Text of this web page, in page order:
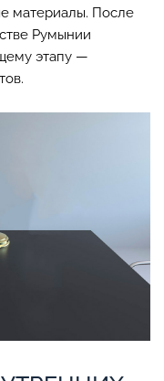
материалы. После
Румынии
этапу —